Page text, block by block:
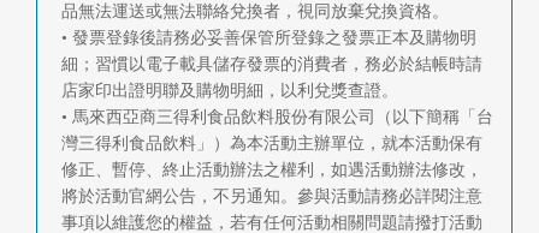
品無法運送或無法聯絡兌換者，視同放棄兌換資格。
• 發票登錄後請務必妥善保管所登錄之發票正本及購物明
細；習慣以電子載具儲存發票的消費者，務必於結帳時請
店家印出證明聯及購物明細，以利兌獎查證。
• 馬來西亞商三得利食品飲料股份有限公司（以下簡稱「台
灣三得利食品飲料」）為本活動主辦單位，就本活動保有
修正、暫停、終止活動辦法之權利，如遇活動辦法修改，
將於活動官網公告，不另通知。參與活動請務必詳閱注意
事項以維護您的權益，若有任何活動相關問題請撥打活動